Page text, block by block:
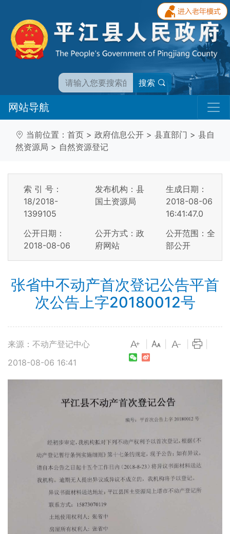
搜索
网站导航
当前位置： 首页 > 政府信息公开 > 县直部门 > 县自
然资源局 > 自然资源登记
索 引 号：
18/2018-
1399105
发布机构：县
国土资源局
生成日期：
2018-08-06
16:41:47.0
公开日期：
2018-08-06
公开方式：政
府网站
公开范围：全
部公开
张省中不动产首次登记公告平首
次公告上字20180012号
来源：不动产登记中心
2018-08-06 16:41